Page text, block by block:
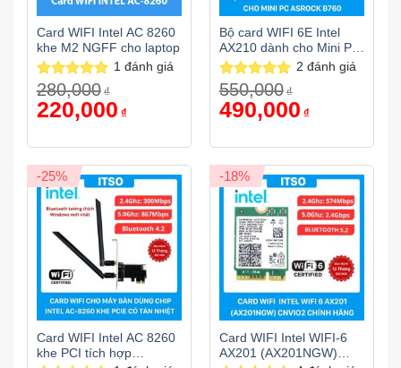
Card WIFI Intel AC 8260
khe M2 NGFF cho laptop
Được xếp
hạng5.00
5 sao
1 đánh giá
280,000 ₫
Giá
gốc
220,000 ₫hiện
220,000₫.
Bộ card WIFI 6E Intel
AX210 dành cho Mini PC
ASRock DeskMini B760
Được xếp
hạng5.00
5 sao
2 đánh giá
550,000 ₫
Giá
gốc
490,000 ₫hiện
490,000₫.
-25%
Card WIFI Intel AC 8260
khe PCI tích hợp
-18%
Card WIFI Intel WIFI-6
AX201 (AX201NGW)